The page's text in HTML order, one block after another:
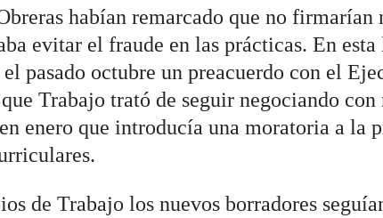
habían remarcado que no firmarían
evitar el fraude en las prácticas. En
pasado octubre un preacuerdo con el
Trabajo trató de seguir negociando con
enero que introducía una moratoria a la
de Trabajo los nuevos borradores